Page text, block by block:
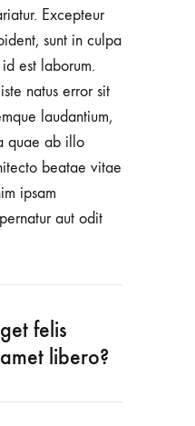
Excepteur
sunt in culpa
est laborum.
natus error sit
laudantium,
quae ab illo
beatae vitae
ipsam
aut odit
felis
libero?